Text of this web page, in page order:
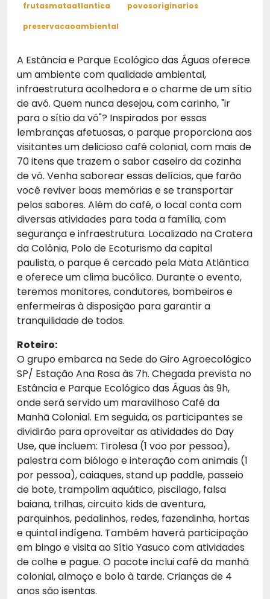
frutasmataatlantica
povosoriginarios
preservacaoambiental
A Estância e Parque Ecológico das Águas oferece
um ambiente com qualidade ambiental,
infraestrutura acolhedora e o charme de um sítio
de avó. Quem nunca desejou, com carinho, "ir
para o sítio da vó"? Inspirados por essas
lembranças afetuosas, o parque proporciona aos
visitantes um delicioso café colonial, com mais de
70 itens que trazem o sabor caseiro da cozinha
de vó. Venha saborear essas delícias, que farão
você reviver boas memórias e se transportar
pelos sabores. Além do café, o local conta com
diversas atividades para toda a família, com
segurança e infraestrutura. Localizado na Cratera
da Colônia, Polo de Ecoturismo da capital
paulista, o parque é cercado pela Mata Atlântica
e oferece um clima bucólico. Durante o evento,
teremos monitores, condutores, bombeiros e
enfermeiras à disposição para garantir a
tranquilidade de todos.
Roteiro:
O grupo embarca na Sede do Giro Agroecológico
SP/ Estação Ana Rosa às 7h. Chegada prevista no
Estância e Parque Ecológico das Águas às 9h,
onde será servido um maravilhoso Café da
Manhã Colonial. Em seguida, os participantes se
dividirão para aproveitar as atividades do Day
Use, que incluem: Tirolesa (1 voo por pessoa),
palestra com biólogo e interação com animais (1
por pessoa), caiaques, stand up paddle, passeio
de bote, trampolim aquático, piscilago, falsa
baiana, trilhas, circuito kids de aventura,
parquinhos, pedalinhos, redes, fazendinha, hortas
e quintal indígena. Também haverá participação
em bingo e visita ao Sítio Yasuco com atividades
de colhe e pague. O pacote inclui café da manhã
colonial, almoço e bolo à tarde. Crianças de 4
anos são isentas.